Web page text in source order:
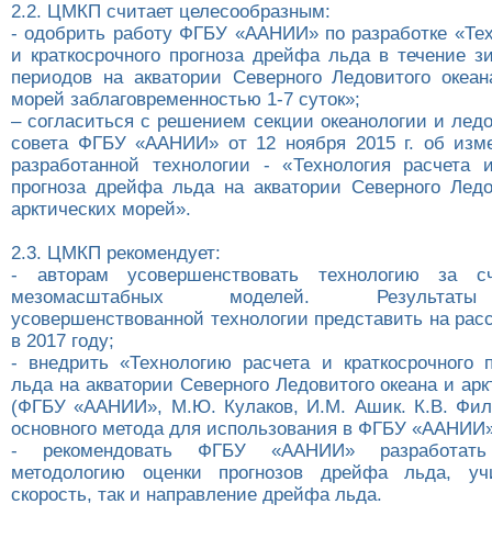
2.2. ЦМКП считает целесообразным:
- одобрить работу ФГБУ «ААНИИ» по разработке
и краткосрочного прогноза дрейфа льда в течение
периодов на акватории Северного Ледовитого
морей заблаговременностью 1-7 суток»;
– согласиться с решением секции океанологии и
совета ФГБУ «ААНИИ» от 12 ноября 2015 г. об
разработанной технологии - «Технология расчета и
прогноза дрейфа льда на акватории Северного
арктических морей».
2.3. ЦМКП рекомендует:
- авторам усовершенствовать технологию за
мезомасштабных моделей.
усовершенствованной технологии представить на
в 2017 году;
- внедрить «Технологию расчета и краткосрочного
льда на акватории Северного Ледовитого океана и
(ФГБУ «ААНИИ», М.Ю. Кулаков, И.М. Ашик. К.В.
основного метода для использования в ФГБУ
- рекомендовать ФГБУ «ААНИИ»
методологию оценки прогнозов дрейфа льда,
скорость, так и направление дрейфа льда.